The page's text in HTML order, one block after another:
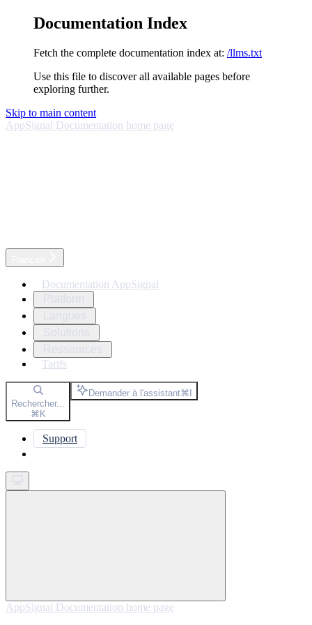
Documentation Index
Fetch the complete documentation index at: /llms.txt
Use this file to discover all available pages before
exploring further.
Skip to main content
AppSignal Documentation home page
Documentation AppSignal
Tarifs
Rechercher...
⌘K
Demander à l'assistant⌘I
Support
AppSignal Documentation home page